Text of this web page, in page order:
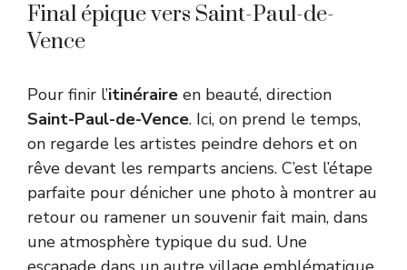
Final épique vers Saint-Paul-de-
Vence
Pour finir l’itinéraire en beauté, direction
Saint-Paul-de-Vence. Ici, on prend le temps,
on regarde les artistes peindre dehors et on
rêve devant les remparts anciens. C’est l’étape
parfaite pour dénicher une photo à montrer au
retour ou ramener un souvenir fait main, dans
une atmosphère typique du sud. Une